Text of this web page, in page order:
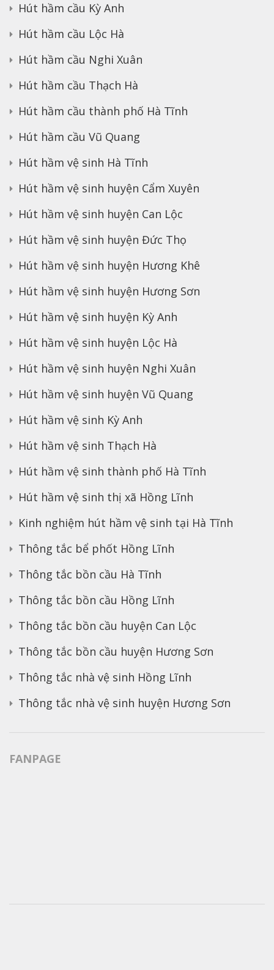
Hút hầm cầu Kỳ Anh
Hút hầm cầu Lộc Hà
Hút hầm cầu Nghi Xuân
Hút hầm cầu Thạch Hà
Hút hầm cầu thành phố Hà Tĩnh
Hút hầm cầu Vũ Quang
Hút hầm vệ sinh Hà Tĩnh
Hút hầm vệ sinh huyện Cẩm Xuyên
Hút hầm vệ sinh huyện Can Lộc
Hút hầm vệ sinh huyện Đức Thọ
Hút hầm vệ sinh huyện Hương Khê
Hút hầm vệ sinh huyện Hương Sơn
Hút hầm vệ sinh huyện Kỳ Anh
Hút hầm vệ sinh huyện Lộc Hà
Hút hầm vệ sinh huyện Nghi Xuân
Hút hầm vệ sinh huyện Vũ Quang
Hút hầm vệ sinh Kỳ Anh
Hút hầm vệ sinh Thạch Hà
Hút hầm vệ sinh thành phố Hà Tĩnh
Hút hầm vệ sinh thị xã Hồng Lĩnh
Kinh nghiệm hút hầm vệ sinh tại Hà Tĩnh
Thông tắc bể phốt Hồng Lĩnh
Thông tắc bồn cầu Hà Tĩnh
Thông tắc bồn cầu Hồng Lĩnh
Thông tắc bồn cầu huyện Can Lộc
Thông tắc bồn cầu huyện Hương Sơn
Thông tắc nhà vệ sinh Hồng Lĩnh
Thông tắc nhà vệ sinh huyện Hương Sơn
FANPAGE